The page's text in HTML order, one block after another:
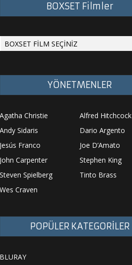
BOXSET Filmler
YÖNETMENLER
Agatha Christie
Alfred Hitchcock
Andy Sidaris
Dario Argento
Jesús Franco
Joe D’Amato
John Carpenter
Stephen King
Steven Spielberg
Tinto Brass
Wes Craven
POPÜLER KATEGORİLER
BLURAY